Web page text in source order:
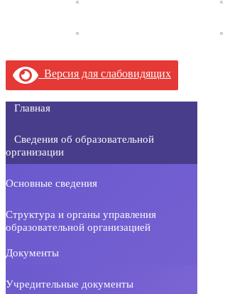
Версия для слабовидящих
Главная
Сведения об образовательной
организации
Основные сведения
Структура и органы управления
образовательной организацией
Документы
Учредительные документы